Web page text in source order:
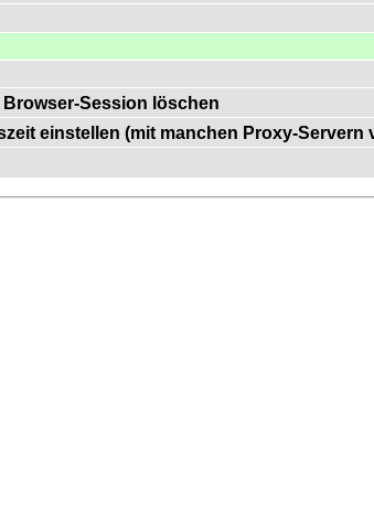
Browser-Session löschen
einstellen (mit manchen Proxy-Servern